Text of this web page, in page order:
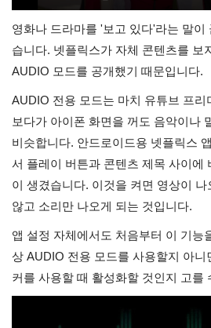
영화나 드라마를 '보고 있다'라는 말이
습니다. 넷플릭스가 자체 콘텐츠를 보
AUDIO 모드를 공개했기 때문입니다.
AUDIO 전용 모드는 마치 유튜브 프리
보다가 아이폰 화면을 꺼도 음악이나
비슷합니다. 안드로이드용 넷플릭스
서 플레이 버튼과 콘텐츠 제목 사이에
이 생겼습니다. 이것을 켜면 영상이
않고 소리만 나오게 되는 것입니다.
앱 설정 자체에서도 처음부터 이 기능
상 AUDIO 전용 모드를 사용할지 아니
커를 사용할 때 활성화할 것인지 고를